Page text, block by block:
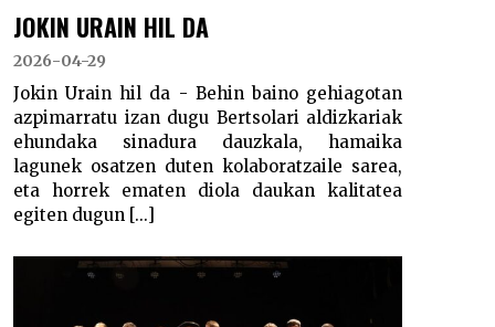
JOKIN URAIN HIL DA
2026-04-29
Jokin Urain hil da - Behin baino gehiagotan
azpimarratu izan dugu Bertsolari aldizkariak
ehundaka sinadura dauzkala, hamaika
lagunek osatzen duten kolaboratzaile sarea,
eta horrek ematen diola daukan kalitatea
egiten dugun [...]